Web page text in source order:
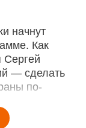
начнут
Как
Сергей
— сделать
по-